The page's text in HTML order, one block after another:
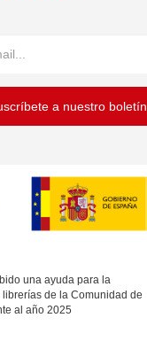
a nuestro boletín
una ayuda para la
de la Comunidad de
al año 2025